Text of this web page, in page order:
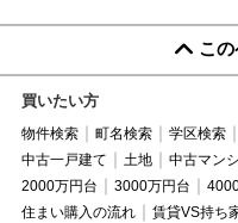
こ
買いたい方
物件検索 町名検索 学区検索
中古一戸建て
土地 中古マン
2000万円台
3000万円台
住まい購入の流れ
賃貸VS持ち